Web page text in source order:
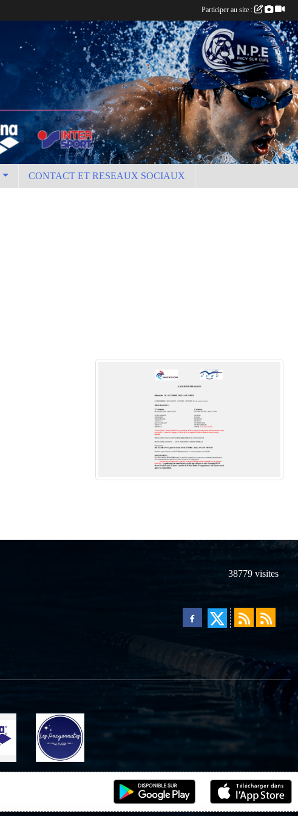
CONTACT ET RESEAUX SOCIAUX
38779 visites
Participer au site :